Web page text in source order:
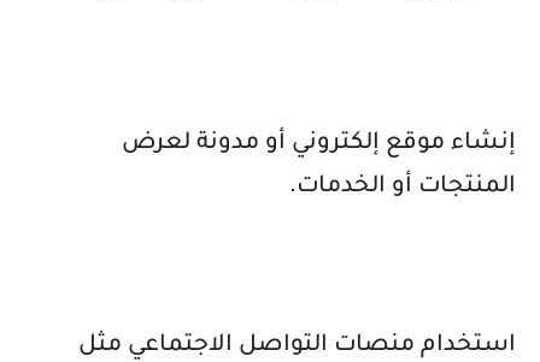
إنشاء موقع إلكتروني أو مدونة لعرض
المنتجات أو الخدمات.
استخدام منصات التواصل الاجتماعي مثل